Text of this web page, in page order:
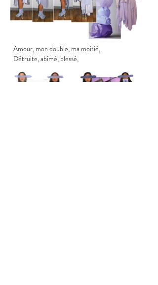
Amour, mon double, ma moitié,
Détruite, abîmé, blessé,